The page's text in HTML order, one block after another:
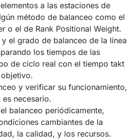
a las estaciones de
método de balanceo como el
o el de Rank Positional Weight.
el grado de balanceo de la línea
los tiempos de las
de ciclo real con el tiempo takt
y verificar su funcionamiento,
necesario.
balanceo periódicamente,
cambiantes de la
la calidad, y los recursos.